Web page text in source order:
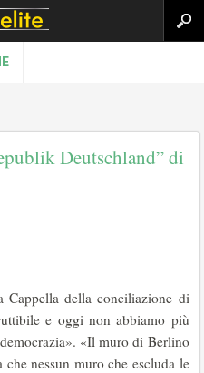
Deutschland” di
della conciliazione di
e oggi non abbiamo più
«Il muro di Berlino
nessun muro che escluda le